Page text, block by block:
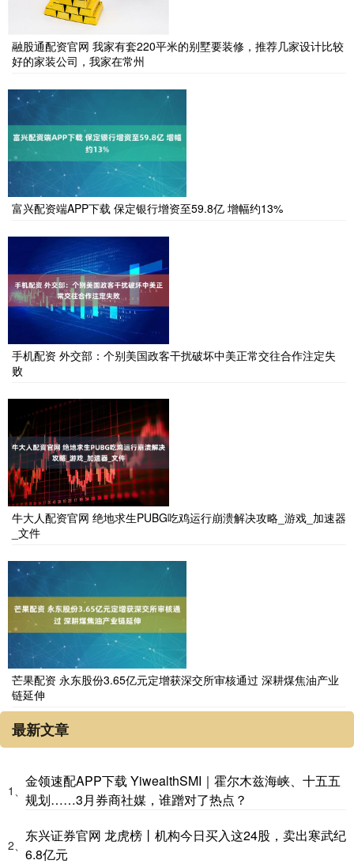
融股通配资官网 我家有套220平米的别墅要装修，推荐几家设计比较
好的家装公司，我家在常州
富兴配资端APP下载 保定银行增资至59.8亿 增幅约13%
手机配资 外交部：个别美国政客干扰破坏中美正常交往合作注定失
败
牛大人配资官网 绝地求生PUBG吃鸡运行崩溃解决攻略_游戏_加速器
_文件
芒果配资 永东股份3.65亿元定增获深交所审核通过 深耕煤焦油产业
链延伸
最新文章
1、
金领速配APP下载 YiwealthSMI｜霍尔木兹海峡、十五五
规划……3月券商社媒，谁蹭对了热点？
2、
东兴证券官网 龙虎榜丨机构今日买入这24股，卖出寒武纪
6.8亿元